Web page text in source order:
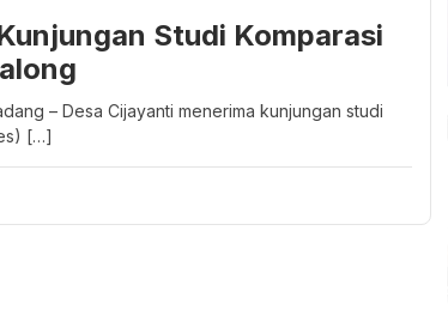
Studi Komparasi
– Desa Cijayanti menerima kunjungan studi
[…]